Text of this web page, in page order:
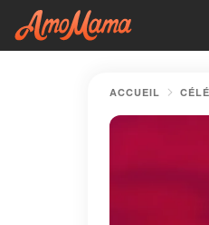
ACCUEIL